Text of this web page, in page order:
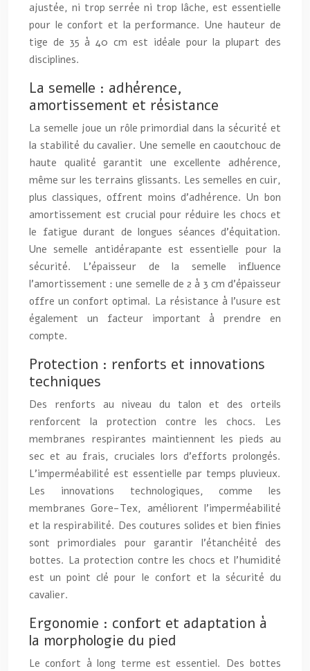
ajustée, ni trop serrée ni trop lâche, est essentielle
pour le confort et la performance. Une hauteur de
tige de 35 à 40 cm est idéale pour la plupart des
disciplines.
La semelle : adhérence,
amortissement et résistance
La semelle joue un rôle primordial dans la sécurité et
la stabilité du cavalier. Une semelle en caoutchouc de
haute qualité garantit une excellente adhérence,
même sur les terrains glissants. Les semelles en cuir,
plus classiques, offrent moins d’adhérence. Un bon
amortissement est crucial pour réduire les chocs et
le fatigue durant de longues séances d’équitation.
Une semelle antidérapante est essentielle pour la
sécurité. L’épaisseur de la semelle influence
l’amortissement : une semelle de 2 à 3 cm d’épaisseur
offre un confort optimal. La résistance à l’usure est
également un facteur important à prendre en
compte.
Protection : renforts et innovations
techniques
Des renforts au niveau du talon et des orteils
renforcent la protection contre les chocs. Les
membranes respirantes maintiennent les pieds au
sec et au frais, cruciales lors d’efforts prolongés.
L’imperméabilité est essentielle par temps pluvieux.
Les innovations technologiques, comme les
membranes Gore-Tex, améliorent l’imperméabilité
et la respirabilité. Des coutures solides et bien finies
sont primordiales pour garantir l’étanchéité des
bottes. La protection contre les chocs et l’humidité
est un point clé pour le confort et la sécurité du
cavalier.
Ergonomie : confort et adaptation à
la morphologie du pied
Le confort à long terme est essentiel. Des bottes